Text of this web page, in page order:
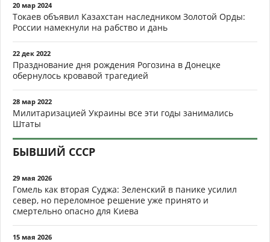
20 мар 2024
Токаев объявил Казахстан наследником Золотой Орды:
России намекнули на рабство и дань
22 дек 2022
Празднование дня рождения Рогозина в Донецке
обернулось кровавой трагедией
28 мар 2022
Милитаризацией Украины все эти годы занимались
Штаты
БЫВШИЙ СССР
29 мая 2026
Гомель как вторая Суджа: Зеленский в панике усилил
север, но переломное решение уже принято и
смертельно опасно для Киева
15 мая 2026